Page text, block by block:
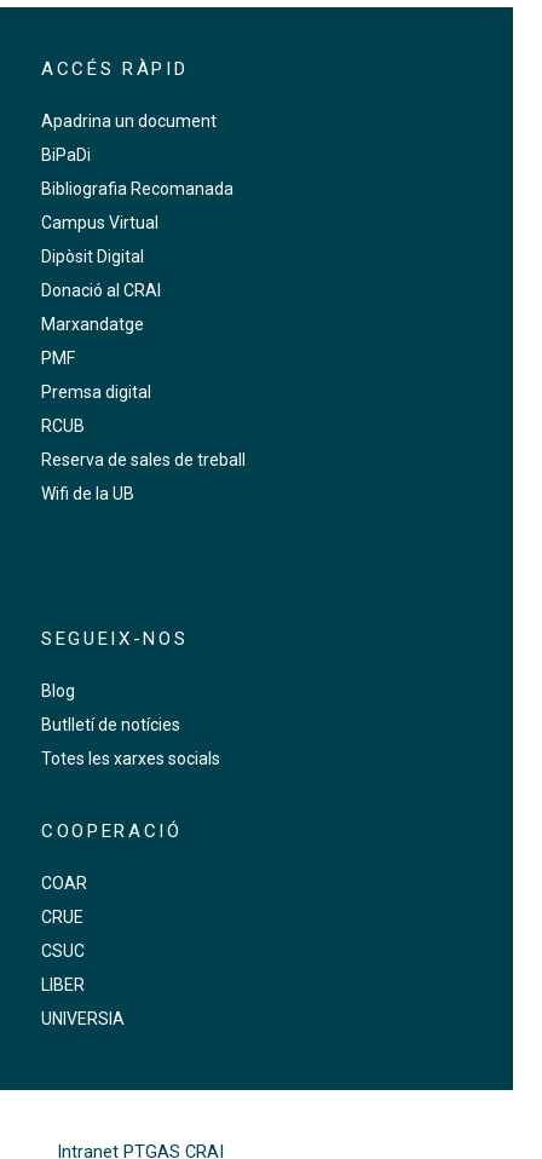
ACCÉS RÀPID
Apadrina un document
BiPaDi
Bibliografia Recomanada
Campus Virtual
Dipòsit Digital
Donació al CRAI
Marxandatge
PMF
Premsa digital
RCUB
Reserva de sales de treball
Wifi de la UB
SEGUEIX-NOS
Blog
Butlletí de notícies
Totes les xarxes socials
COOPERACIÓ
COAR
CRUE
CSUC
LIBER
UNIVERSIA
Intranet PTGAS CRAI